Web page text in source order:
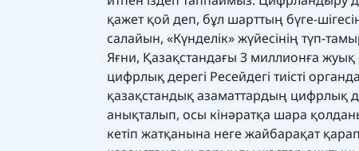
қажет қой деп, бұл шарттың бүге-
салайын, «Күнделік» жүйесінің түп-
Яғни, Қазақстандағы 3 миллионға
цифрлық дерегі Ресейдегі тиісті
қазақстандық азаматтардың цифрлық
анықталып, осы кінәратқа шара
кетіп жатқанына неге жайбарақат